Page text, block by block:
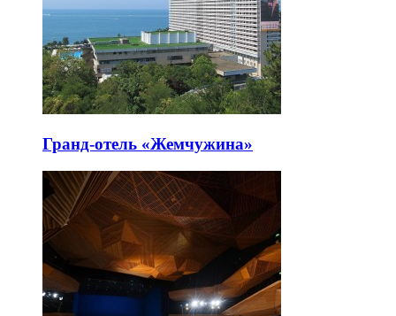
Гранд-отель «Жемчужина»